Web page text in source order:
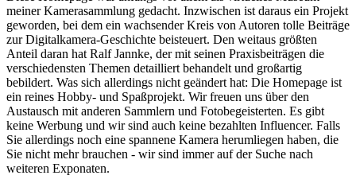
meiner Kamerasammlung gedacht. Inzwischen ist daraus ein Projekt
geworden, bei dem ein wachsender Kreis von Autoren tolle Beiträge
zur Digitalkamera-Geschichte beisteuert. Den weitaus größten
Anteil daran hat Ralf Jannke, der mit seinen Praxisbeiträgen die
verschiedensten Themen detailliert behandelt und großartig
bebildert. Was sich allerdings nicht geändert hat: Die Homepage ist
ein reines Hobby- und Spaßprojekt. Wir freuen uns über den
Austausch mit anderen Sammlern und Fotobegeisterten. Es gibt
keine Werbung und wir sind auch keine bezahlten Influencer. Falls
Sie allerdings noch eine spannene Kamera herumliegen haben, die
Sie nicht mehr brauchen - wir sind immer auf der Suche nach
weiteren Exponaten.